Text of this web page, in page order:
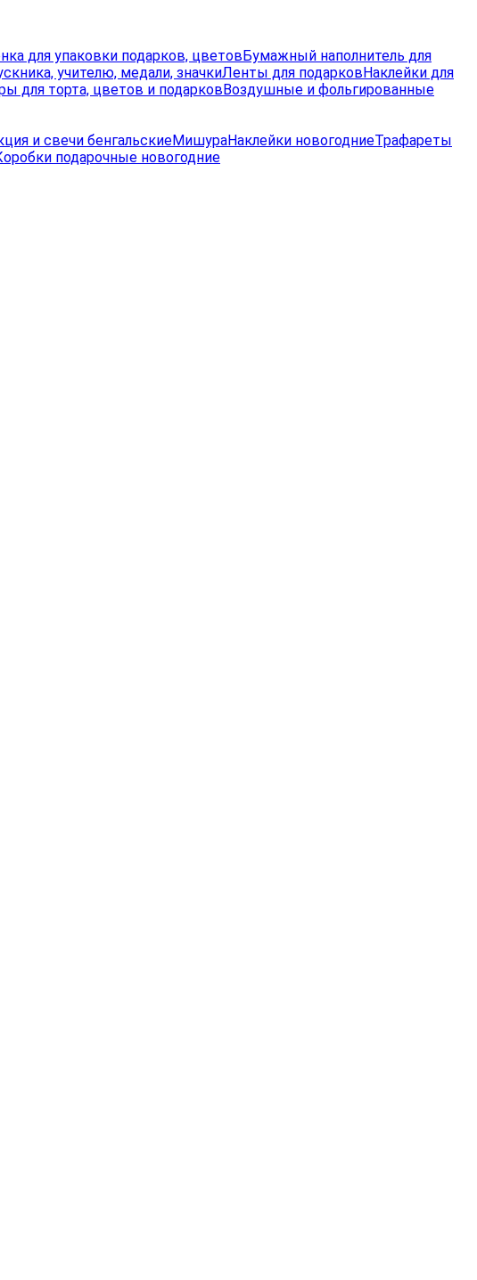
для упаковки подарков, цветовБумажный наполнитель для
учителю, медали, значкиЛенты для подарковНаклейки для
для торта, цветов и подарковВоздушные и фольгированные
и свечи бенгальскиеМишураНаклейки новогодниеТрафареты
подарочные новогодние